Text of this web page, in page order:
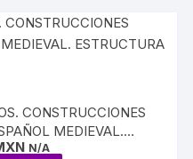
CONSTRUCCIONES
MEDIEVAL.
EVOLUCIÓN
N/A